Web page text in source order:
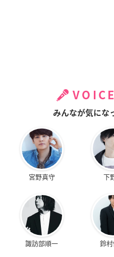
みんなが気にな
宮野真守 下
諏訪部順一 鈴